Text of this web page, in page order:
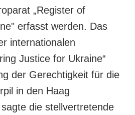
LEISTUNGEN
Abonnement
Fotobank
„Register of
erfasst werden. Das
internationalen
Justice for Ukraine“
der Gerechtigkeit für die
in den Haag
die stellvertretende